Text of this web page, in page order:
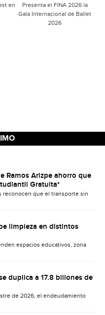
en
Presenta el FINA 2026 la
Gala Internacional de Ballet
2026
Ramos Arizpe ahorro que
Gratuita*
reconocen que el transporte sin
limpieza en distintos
espacios educativos, zona
duplica a 17.8 billones de
de 2026, el endeudamiento